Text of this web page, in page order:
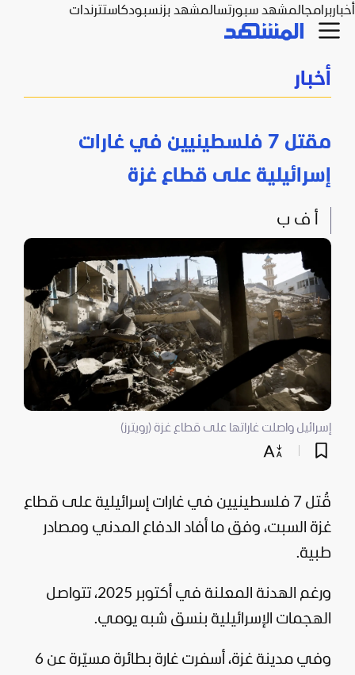
أخباربرامجالمشهد سبورتسالمشهد بزنسبودكاستترندات
أخبار
مقتل 7 فلسطينيين في غارات
إسرائيلية على قطاع غزة
أ ف ب
إسرائيل واصلت غاراتها على قطاع غزة (رويترز)
قُتل 7 فلسطينيين في غارات إسرائيلية على
قطاع
غزة السبت، وفق ما أفاد الدفاع المدني ومصادر
طبية.
ورغم الهدنة المعلنة في أكتوبر 2025، تتواصل
الهجمات الإسرائيلية بنسق شبه يومي.
وفي مدينة غزة
، أسفرت غارة بطائرة مسيّرة عن 6